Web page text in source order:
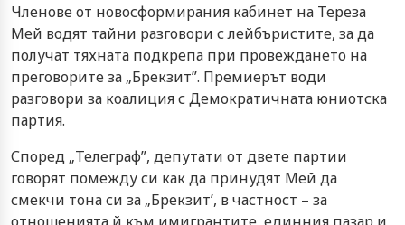
Членове от новосформирания кабинет на Тереза
Мей водят тайни разговори с лейбъристите, за да
получат тяхната подкрепа при провеждането на
преговорите за „Брекзит”. Премиерът води
разговори за коалиция с Демократичната юниотска
партия.
Според „Телеграф”, депутати от двете партии
говорят помежду си как да принудят Мей да
смекчи тона си за „Брекзит’, в частност – за